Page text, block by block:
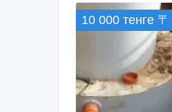
10 000 тенге 〒